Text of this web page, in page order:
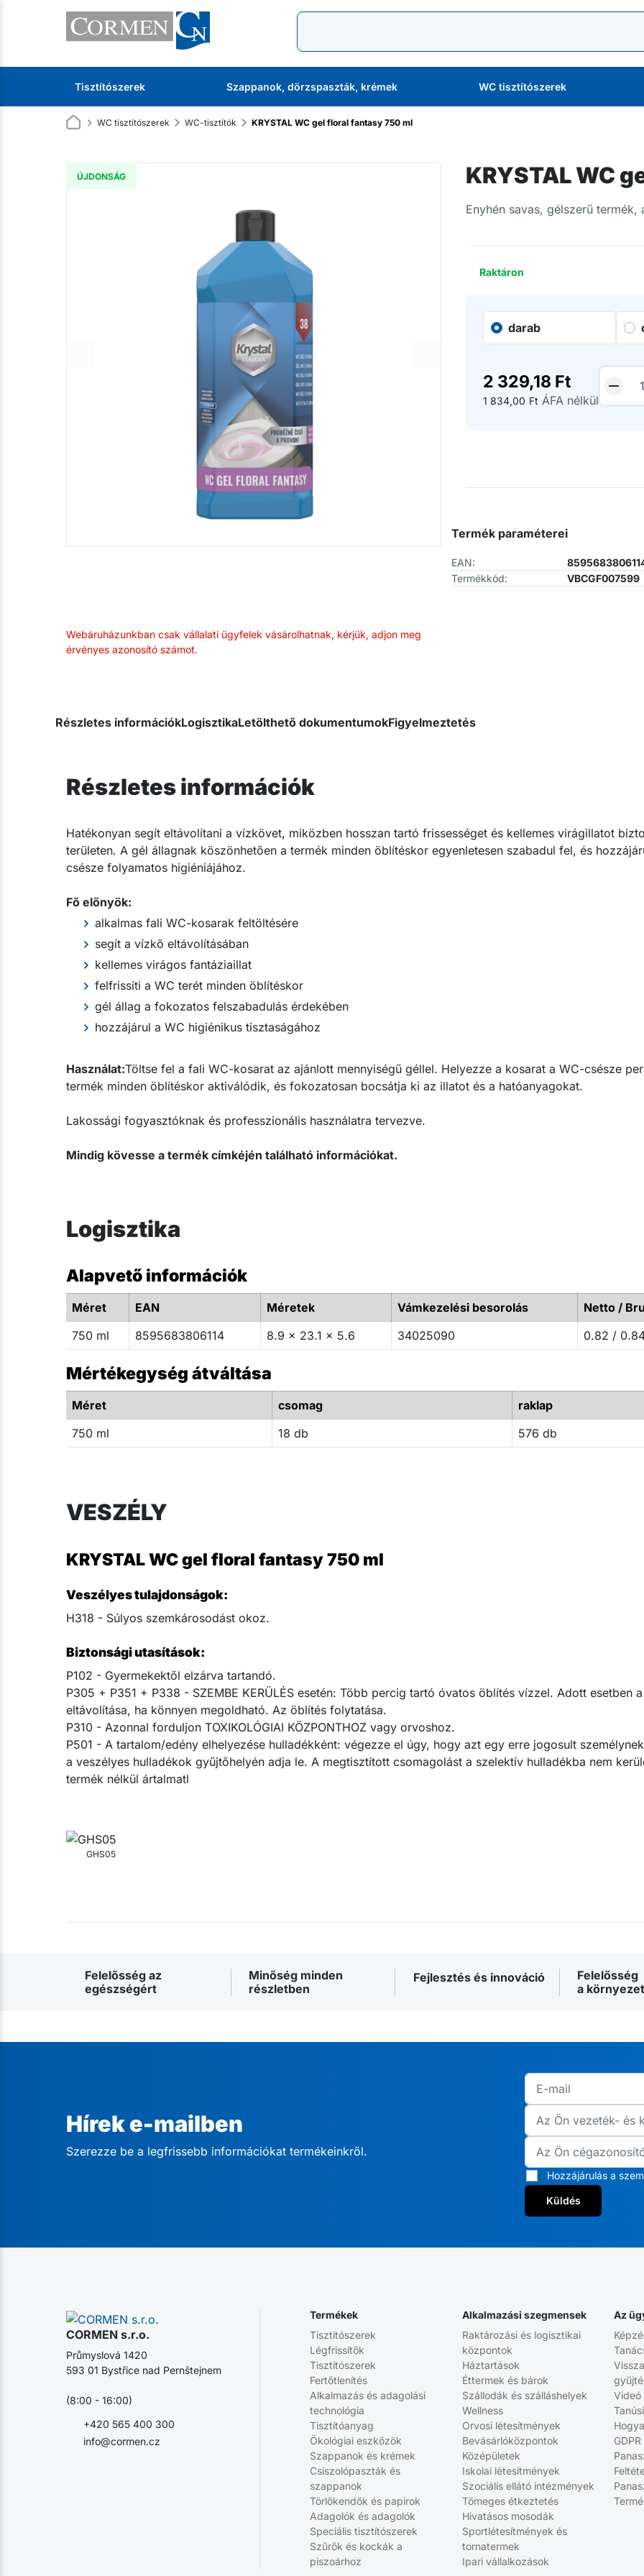
Tisztítószerek Szappanok, dörzspaszták, krémek WC tisztítószerek
WC tisztítószerek WC-tisztítók KRYSTAL WC gel floral fantasy 750 ml
KRYSTAL WC
Enyhén savas, gélszerű
ÚJDONSÁG
Raktáron
darab
2 329,18 Ft
1 834,00 Ft ÁFA nélkül
Webáruházunkban csak vállalati ügyfelek vásárolhatnak, kérjük, adjon meg
érvényes azonosító számot.
Termék paraméterei
EAN:
Termékkód:
VBCGF007599
Részletes információkLogisztikaLetölthető dokumentumokFigyelmeztetés
Részletes információk
Hatékonyan segít eltávolítani a vízkövet, miközben hosszan tartó frissességet és kellemes virágillatot
területen. A gél állagnak köszönhetően a termék minden öblítéskor egyenletesen szabadul fel, és
csésze folyamatos higiéniájához.
Fő előnyök:
alkalmas fali WC-kosarak feltöltésére
segít a vízkő eltávolításában
kellemes virágos fantáziaillat
felfrissíti a WC terét minden öblítéskor
gél állag a fokozatos felszabadulás érdekében
hozzájárul a WC higiénikus tisztaságához
Használat:Töltse fel a fali WC-kosarat az ajánlott mennyiségű géllel. Helyezze a kosarat a WC-csésze
termék minden öblítéskor aktiválódik, és fokozatosan bocsátja ki az illatot és a hatóanyagokat.
Lakossági fogyasztóknak és professzionális használatra tervezve.
Mindig kövesse a termék címkéjén található információkat.
Logisztika
Alapvető információk
Méret EAN Méretek Vámkezelési besorolás
Netto /
750 ml
8595683806114 8.9 x 23.1 x 5.6 34025090 0.82 /
Mértékegység átváltása
Méret csomag
raklap
750 ml
18 db 576 db
VESZÉLY
KRYSTAL WC gel floral fantasy 750 ml
Veszélyes tulajdonságok:
H318 - Súlyos szemkárosodást okoz.
Biztonsági utasítások:
P102 - Gyermekektől elzárva tartandó.
P305 + P351 + P338 - SZEMBE KERÜLÉS esetén: Több percig tartó óvatos öblítés vízzel. Adott esetben
eltávolítása, ha könnyen megoldható. Az öblítés folytatása.
P310 - Azonnal forduljon TOXIKOLÓGIAI KÖZPONTHOZ vagy orvoshoz.
P501 - A tartalom/edény elhelyezése hulladékként: végezze el úgy, hogy azt egy erre jogosult
a veszélyes hulladékok gyűjtőhelyén adja le. A megtisztított csomagolást a szelektív hulladékba nem
termék nélkül ártalmatl
GHS05
Felelősség az
egészségért
Minőség minden
részletben
Fejlesztés és innováció
Felelősség
a
Hírek e-mailben
Szerezze be a legfrissebb információkat termékeinkről.
Hozzájárulás a
Küldés
CORMEN s.r.o.
info@cormen.cz
+420 565 400 300
Průmyslová 1420
593 01 Bystřice nad Pernštejnem
(8:00 - 16:00)
Termékek
Tisztítószerek
Légfrissítők
Tisztítószerek
Fertőtlenítés
Alkalmazás és adagolási
technológia
Tisztítóanyag
Ökológiai eszközök
Szappanok és krémek
Csiszolópaszták és
szappanok
Törlőkendők és papírok
Adagolók és adagolók
Speciális tisztítószerek
Szűrők és kockák a
piszoárhoz
Alkalmazási szegmensek
Raktározási és logisztikai
központok
Háztartások
Éttermek és bárok
Szállodák és szálláshelyek
Wellness
Orvosi létesítmények
Bevásárlóközpontok
Középületek
Iskolai létesítmények
Szociális ellátó intézmények
Tömeges étkeztetés
Hivatásos mosodák
Sportlétesítmények és
tornatermek
Ipari vállalkozások
Az
GDPR